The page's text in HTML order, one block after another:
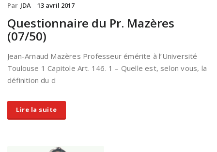
Par JDA 13 avril 2017
Questionnaire du Pr. Mazères
(07/50)
Jean-Arnaud Mazères Professeur émérite à l’Université
Toulouse 1 Capitole Art. 146. 1 – Quelle est, selon vous, la
définition du d
Lire la suite